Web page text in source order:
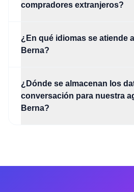
compradores extranjeros?
¿En qué idiomas se atiende
Berna?
¿Dónde se almacenan los
conversación para nuestra
Berna?